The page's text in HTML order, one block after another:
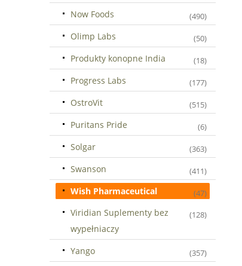
Now Foods (490)
Olimp Labs (50)
Produkty konopne India (18)
Progress Labs (177)
OstroVit (515)
Puritans Pride (6)
Solgar (363)
Swanson (411)
Wish Pharmaceutical (47)
Viridian Suplementy bez
wypełniaczy
(128)
Yango (357)